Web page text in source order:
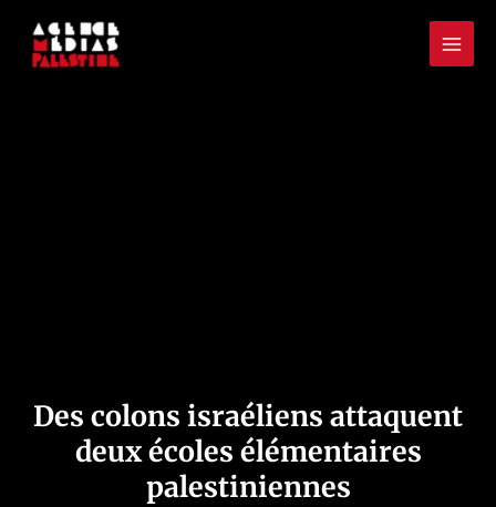
contenu
Main
Des colons israéliens attaquent
deux écoles élémentaires
palestiniennes